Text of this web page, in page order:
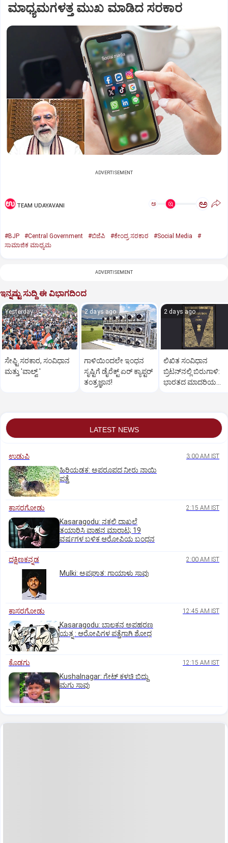
ಮಾಧ್ಯಮಗಳತ್ತ ಮುಖ ಮಾಡಿದ ಸರಕಾರ
ADVERTISEMENT
TEAM UDAYAVANI ಅ ಅ
#BJP #Central Government #ಬಿಜೆಪಿ #ಕೇಂದ್ರ ಸರಕಾರ #Social Media
#
ಸಾಮಾಜಿಕ ಮಾಧ್ಯಮ
ADVERTISEMENT
ಇನ್ನಷ್ಟು ಸುದ್ದಿ ಈ ವಿಭಾಗದಿಂದ
Yesterday
ಸೇಫ್ಟಿ ಸರಕಾರ, ಸಂವಿಧಾನ
ಮತ್ತು 'ವಾಲ್ವ್ '
2 days ago
ಗಾಳಿಯಿಂದಲೇ ಇಂಧನ
ಸೃಷ್ಟಿಗೆ ಡೈರೆಕ್ಟ್ ಏರ್‌ ಕ್ಯಾಪ್ಟರ್
ತಂತ್ರಜ್ಞಾನ!
2 days ago
ಲಿಖಿತ ಸಂವಿಧಾನ
ಬ್ರಿಟನ್‌ನಲ್ಲಿ ಬಿರುಗಾಳಿ:
ಭಾರತದ ಮಾದರಿಯ
LATEST NEWS
ಉಡುಪಿ 3:00 AM IST
ಹಿರಿಯಡಕ: ಅಪರೂಪದ ನೀರು ನಾಯಿ
ಪತ್ತೆ
ಕಾಸರಗೋಡು 2:15 AM IST
Kasaragodu: ನಕಲಿ ದಾಖಲೆ
ತಯಾರಿಸಿ ವಾಹನ ಮಾರಾಟ; 19
ವರ್ಷಗಳ ಬಳಿಕ ಆರೋಪಿಯ ಬಂಧನ
ದಕ್ಷಿಣಕನ್ನಡ 2:00 AM IST
Mulki: ಅಪಘಾತ: ಗಾಯಾಳು ಸಾವು
ಕಾಸರಗೋಡು 12:45 AM IST
Kasaragodu: ಬಾಲಕನ ಅಪಹರಣ
ಯತ್ನ : ಆರೋಪಿಗಳ ಪತ್ತೆಗಾಗಿ ಶೋಧ
ಕೊಡಗು 12:15 AM IST
Kushalnagar: ಗೇಟ್ ಕಳಚಿ ಬಿದ್ದು
ಮಗು ಸಾವು